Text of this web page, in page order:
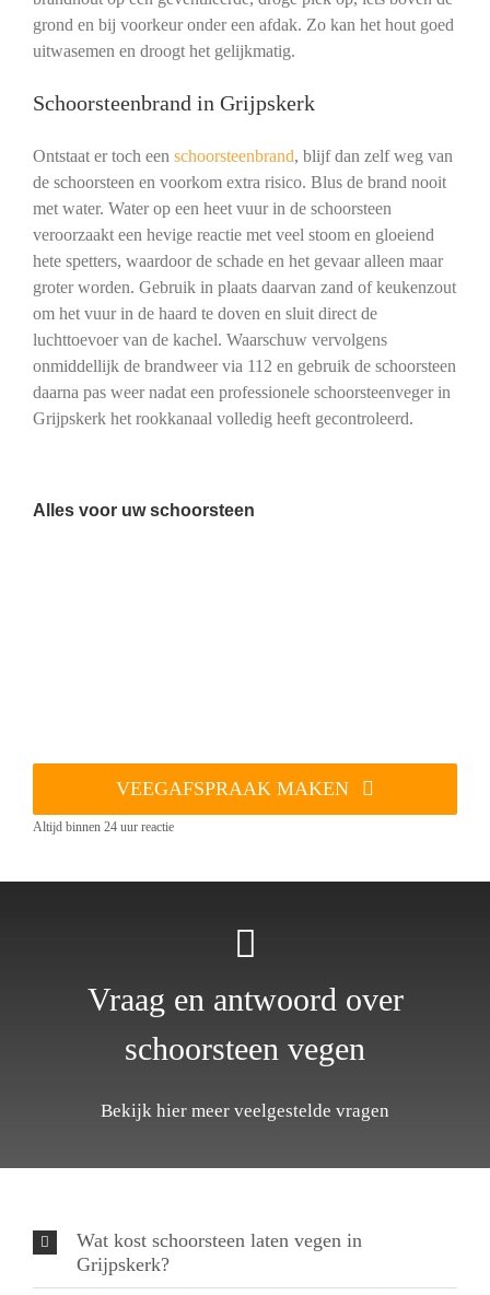
grond en bij voorkeur onder een afdak. Zo kan het hout goed
uitwasemen en droogt het gelijkmatig.
Schoorsteenbrand in Grijpskerk
Ontstaat er toch een schoorsteenbrand, blijf dan zelf weg van
de schoorsteen en voorkom extra risico. Blus de brand nooit
met water. Water op een heet vuur in de schoorsteen
veroorzaakt een hevige reactie met veel stoom en gloeiend
hete spetters, waardoor de schade en het gevaar alleen maar
groter worden. Gebruik in plaats daarvan zand of keukenzout
om het vuur in de haard te doven en sluit direct de
luchttoevoer van de kachel. Waarschuw vervolgens
onmiddellijk de brandweer via 112 en gebruik de schoorsteen
daarna pas weer nadat een professionele schoorsteenveger in
Grijpskerk het rookkanaal volledig heeft gecontroleerd.
Alles voor uw schoorsteen
VEEGAFSPRAAK MAKEN
Altijd binnen 24 uur reactie
Vraag en antwoord over
schoorsteen vegen
Bekijk hier meer veelgestelde vragen
Wat kost schoorsteen laten vegen in
Grijpskerk?